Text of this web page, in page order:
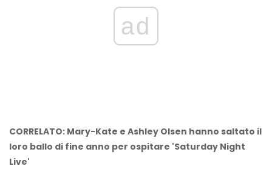
ad
CORRELATO: Mary-Kate e Ashley Olsen hanno saltato il
loro ballo di fine anno per ospitare 'Saturday Night
Live'